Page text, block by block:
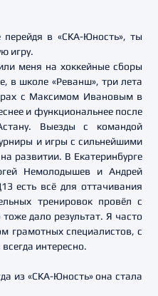
в «СКА-Юность», ты
игру.
меня на хоккейные сборы
в школе «Реванш», три лета
с Максимом Ивановым в
и функциональнее после
Выезды с командой
и игры с сильнейшими
развитии. В Екатеринбурге
Немолодышев и Андрей
есть всё для оттачивания
тренировок провёл с
дало результат. Я часто
грамотных специалистов, с
интересно.
из «СКА-Юность» она стала